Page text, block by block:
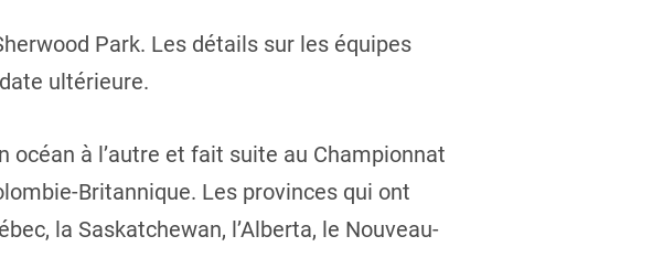
Park. Les détails sur les équipes
ultérieure.
océan à l’autre et fait suite au Championnat
Britannique. Les provinces qui ont
la Saskatchewan, l’Alberta, le Nouveau-